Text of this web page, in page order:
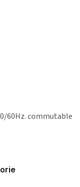
60Hz. commutable